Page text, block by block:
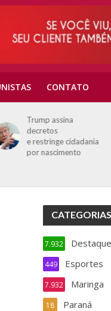
CONTATO
Trump assina
decretos
e restringe cidadania
por nascimento
CATEGORIAS
7.932
Esportes
449
Maringa
7.932
Paraná
18